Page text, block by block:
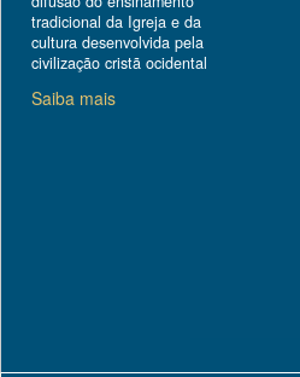
tradicional da Igreja e da
cultura desenvolvida pela
civilização cristã ocidental
Saiba mais